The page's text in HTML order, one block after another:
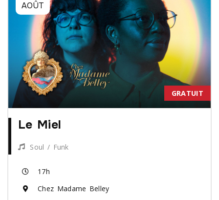
AOÛT
GRATUIT
Le Miel
Soul / Funk
17h
Chez Madame Belley